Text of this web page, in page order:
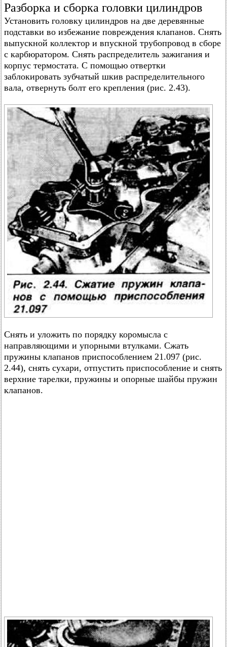
Разборка и сборка головки цилиндров
Установить головку цилиндров на две деревянные
подставки во избежание повреждения клапанов. Снять
выпускной коллектор и впускной трубопровод в сборе
с карбюратором. Снять распределитель зажигания и
корпус термостата. С помощью отвертки
заблокировать зубчатый шкив распределительного
вала, отвернуть болт его крепления (рис. 2.43).
Снять и уложить по порядку коромысла с
направляющими и упорными втулками. Сжать
пружины клапанов приспособлением 21.097 (рис.
2.44), снять сухари, отпустить приспособление и снять
верхние тарелки, пружины и опорные шайбы пружин
клапанов.